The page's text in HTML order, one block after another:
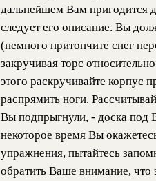
дальнейшем Вам пригодится
следует его описание. Вы
(немного притопчите снег
закручивая торс
этого раскручивайте корпус
распрямить ноги.
Вы подпрыгнули, - доска под
некоторое время Вы
упражнения, пытайтесь
обратить Ваше внимание,